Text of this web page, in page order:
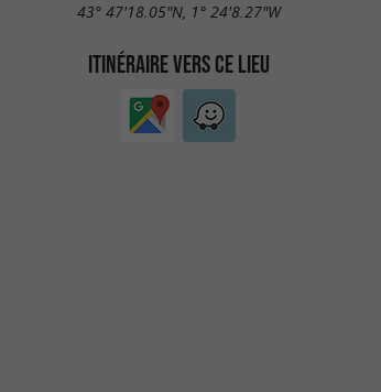
43° 47'18.05"N, 1° 24'8.27"W
ITINÉRAIRE VERS CE LIEU